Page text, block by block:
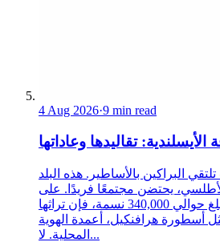
4 Aug 2026·9 min read
تقاليدها وعاداتها
البراكين بالأساطير. هذه البلد
يحتضن مجتمعًا فريدًا. على
الرغم من عدد سكانها الذي يبلغ حوالي 340,000 نسمة، فإن تراثها
أسطورة هرافنكيل، أعمدة الهوية
المحلية. لا...